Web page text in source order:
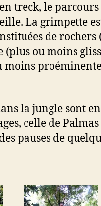
treck, le
La grimpette
de
(plus ou moins
moins
la jungle sont
celle de
pauses de